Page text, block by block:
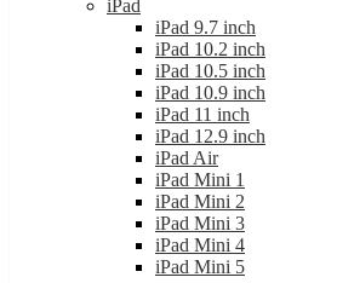
iPad 11 inch
iPad 12.9 inch
iPad Air
iPad Mini 1
iPad Mini 2
iPad Mini 3
iPad Mini 4
iPad Mini 5
Samsung
Galaxy S serie
S22
S22 Plus